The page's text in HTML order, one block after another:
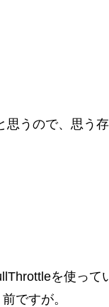
うので、思う
を使っ
ですが。